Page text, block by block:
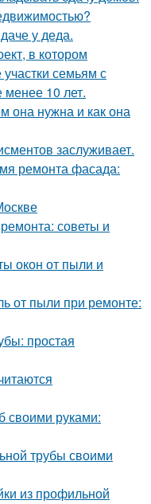
у деда.
в котором
семьям с
10 лет.
она нужна и как она
заслуживает.
ремонта фасада:
советы и
окон от пыли и
от пыли при ремонте:
простая
своими руками:
трубы своими
из профильной